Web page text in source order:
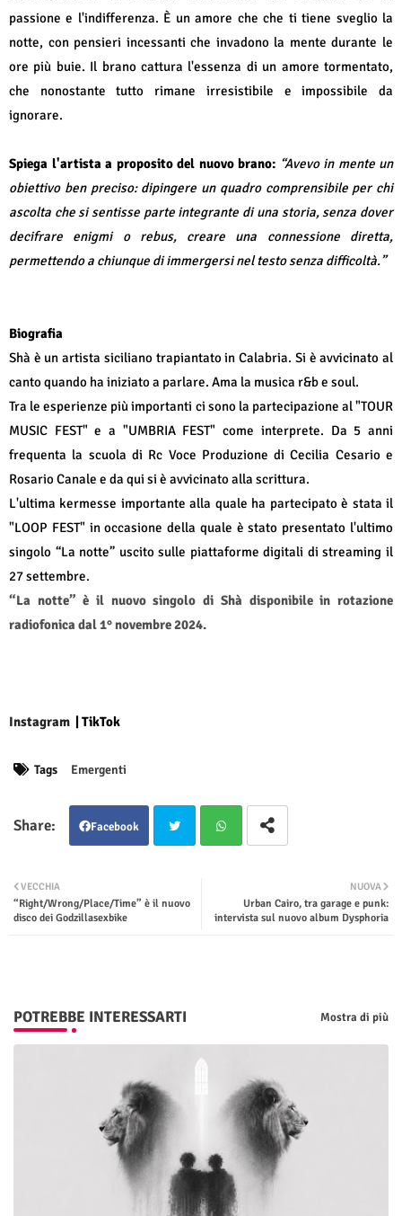
passione e l'indifferenza. È un amore che che ti tiene sveglio la
notte, con pensieri incessanti che invadono la mente durante le
ore più buie. Il brano cattura l'essenza di un amore tormentato,
che nonostante tutto rimane irresistibile e impossibile da
ignorare.
Spiega l'artista a proposito del nuovo brano: “Avevo in mente un
obiettivo ben preciso: dipingere un quadro comprensibile per chi
ascolta che si sentisse parte integrante di una storia, senza dover
decifrare enigmi o rebus, creare una connessione diretta,
permettendo a chiunque di immergersi nel testo senza difficoltà.”
Biografia
Shà è un artista siciliano trapiantato in Calabria. Si è avvicinato al
canto quando ha iniziato a parlare. Ama la musica r&b e soul.
Tra le esperienze più importanti ci sono la partecipazione al "TOUR
MUSIC FEST" e a "UMBRIA FEST" come interprete. Da 5 anni
frequenta la scuola di Rc Voce Produzione di Cecilia Cesario e
Rosario Canale e da qui si è avvicinato alla scrittura.
L'ultima kermesse importante alla quale ha partecipato è stata il
"LOOP FEST" in occasione della quale è stato presentato l'ultimo
singolo “La notte” uscito sulle piattaforme digitali di streaming il
27 settembre.
“La notte” è il nuovo singolo di Shà disponibile in rotazione
radiofonica dal 1° novembre 2024.
Instagram TikTok
Tags Emergenti
Facebook
ter
NUOVA
Urban Cairo, tra garage e punk:
intervista sul nuovo album Dysphoria
VECCHIA
“Right/Wrong/Place/Time” è il nuovo
disco dei Godzillasexbike
POTREBBE INTERESSARTI Mostra di più